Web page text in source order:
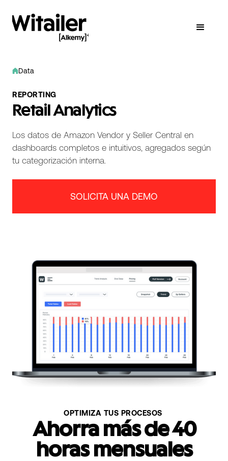
Data
REPORTING
Retail Analytics
Los datos de Amazon Vendor y Seller Central en
dashboards completos e intuitivos, agregados según
tu categorización interna.
SOLICITA UNA DEMO
OPTIMIZA TUS PROCESOS
Ahorra más de 40
horas mensuales